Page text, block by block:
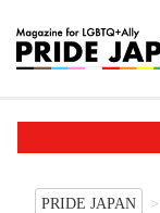
PRIDE JAPAN